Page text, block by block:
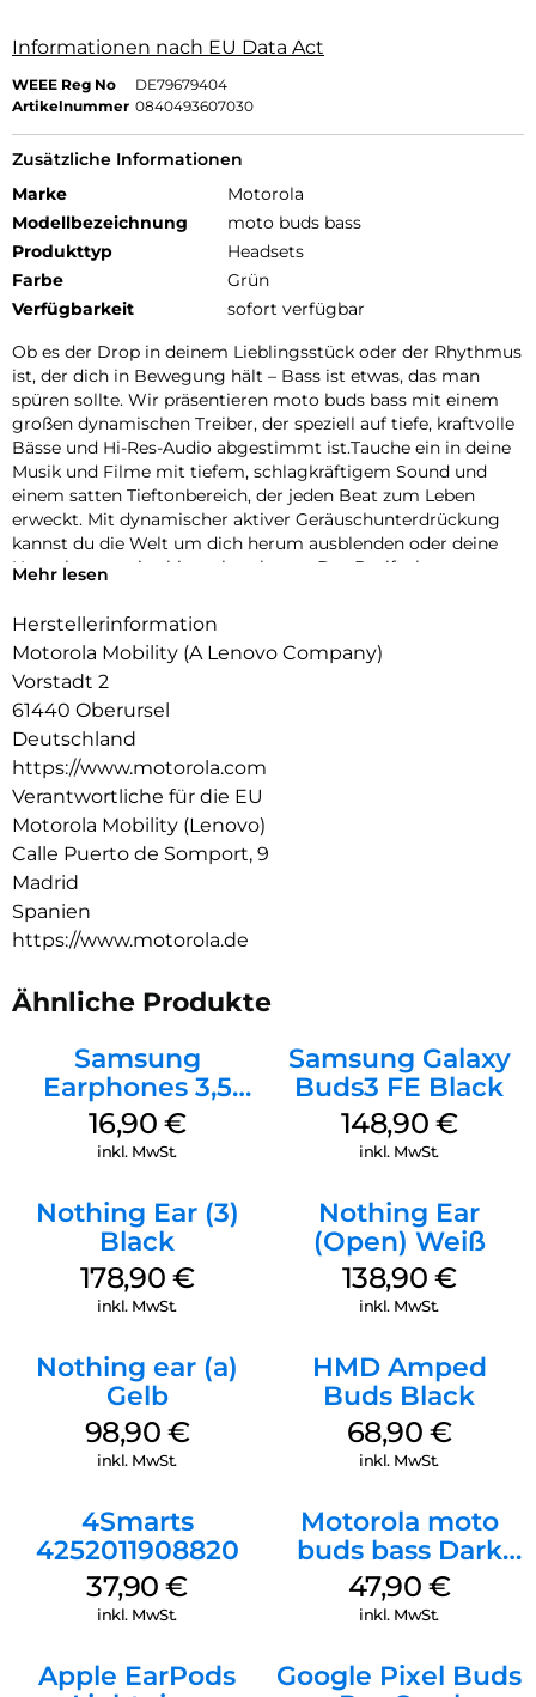
Informationen nach EU Data Act
WEEE Reg No
DE79679404
Artikelnummer 0840493607030
Zusätzliche Informationen
Marke
Motorola
Modellbezeichnung
moto buds bass
Produkttyp
Headsets
Farbe
Grün
Verfügbarkeit
sofort verfügbar
Ob es der Drop in deinem Lieblingsstück oder der Rhythmus
ist, der dich in Bewegung hält – Bass ist etwas, das man
spüren sollte. Wir präsentieren moto buds bass mit einem
großen dynamischen Treiber, der speziell auf tiefe, kraftvolle
Bässe und Hi-Res-Audio abgestimmt ist.Tauche ein in deine
Musik und Filme mit tiefem, schlagkräftigem Sound und
einem satten Tieftonbereich, der jeden Beat zum Leben
erweckt. Mit dynamischer aktiver Geräuschunterdrückung
kannst du die Welt um dich herum ausblenden oder deine
Umgebung weiterhin wahrnehmen. Das Dreifach-
Sprachanrufe. Und mit der Moto Buds-App kannst du dein
und dazu noch jede Menge Spielzeit, Schnellladen und ein
wasserabweisendes Design. Fühle, wie der Beat zum Leben
erwacht mit moto buds bass.
Mehr lesen
Herstellerinformation
Motorola Mobility (A Lenovo Company)
Vorstadt 2
61440 Oberursel
Deutschland
https://www.motorola.com
Verantwortliche für die EU
Motorola Mobility (Lenovo)
Calle Puerto de Somport, 9
Madrid
Spanien
https://www.motorola.de
Ähnliche Produkte
Samsung
Earphones 3,5
mm Schwarz
16,90 €
inkl. MwSt.
Samsung Galaxy
Buds3 FE Black
148,90 €
inkl. MwSt.
Nothing Ear (3)
Black
178,90 €
inkl. MwSt.
Nothing Ear
(Open) Weiß
138,90 €
inkl. MwSt.
Nothing ear (a)
Gelb
98,90 €
inkl. MwSt.
HMD Amped
Buds Black
68,90 €
inkl. MwSt.
4Smarts
4252011908820
37,90€
inkl. MwSt.
Motorola moto
buds bass Dark
Shadow
47,90 €
inkl. MwSt.
Apple EarPods
Google Pixel Buds